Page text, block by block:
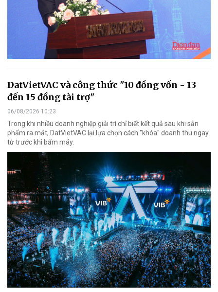
DatVietVAC và công thức "10 đồng vốn - 13
đến 15 đồng tài trợ"
06/08/2026 10:23
Trong khi nhiều doanh nghiệp giải trí chỉ biết kết quả sau khi sản
phẩm ra mắt, DatVietVAC lại lựa chọn cách "khóa" doanh thu ngay
từ trước khi bấm máy.